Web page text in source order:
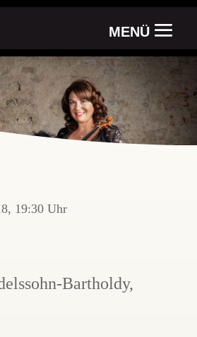
MENÜ
19:30 Uhr
Bartholdy,